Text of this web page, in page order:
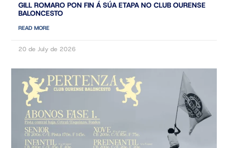
GILL ROMARO PON FIN Á SÚA ETAPA NO CLUB OURENSE
BALONCESTO
READ MORE
20 de July de 2026